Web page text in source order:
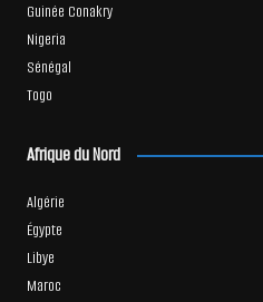
Guinée Conakry
Nigeria
Sénégal
Togo
Afrique du Nord
Algérie
Égypte
Libye
Maroc